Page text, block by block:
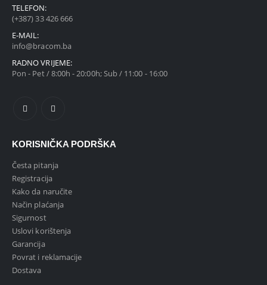
TELEFON:
(+387) 33 426 666
E-MAIL:
info@bracom.ba
RADNO VRIJEME:
Pon - Pet / 8:00h - 20:00h; Sub / 11:00 - 16:00
KORISNIČKA PODRŠKA
Česta pitanja
Registracija
Kako da naručite
Način plaćanja
Sigurnost
Uslovi korištenja
Garancija
Povrat i reklamacije
Dostava